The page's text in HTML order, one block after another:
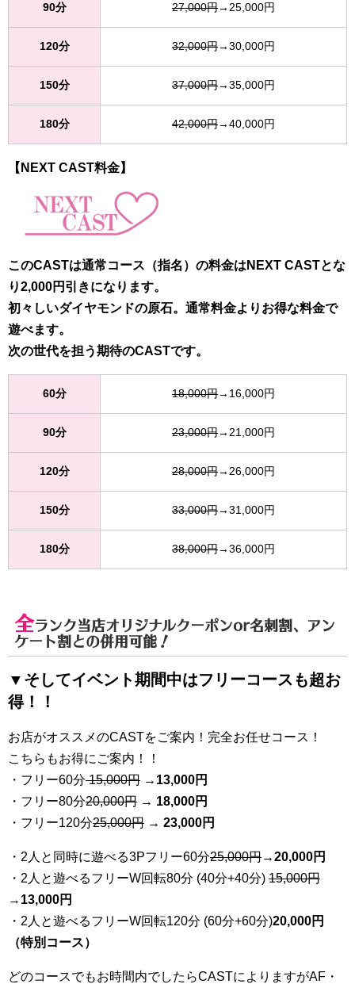
90分 27,000円→25,000円
120分 32,000円→30,000円
150分 37,000円→35,000円
180分 42,000円→40,000円
【NEXT CAST料金】
このCASTは通常コース（指名）の料金はNEXT CASTとな
り2,000円引きになります。
初々しいダイヤモンドの原石。通常料金よりお得な料金で
遊べます。
次の世代を担う期待のCASTです。
60分 18,000円→16,000円
90分 23,000円→21,000円
120分 28,000円→26,000円
150分 33,000円→31,000円
180分 38,000円→36,000円
全ランク当店オリジナルクーポンor名刺割、アン
ケート割との併用可能！
▼そしてイベント期間中はフリーコースも超お
得！！
お店がオススメのCASTをご案内！完全お任せコース！
こちらもお得にご案内！！
・フリー60分15,000円 → 13,000円
・フリー80分20,000円 → 18,000円
・フリー120分25,000円 → 23,000円
・2人と同時に遊べる3Pフリー60分25,000円→20,000円
・2人と遊べるフリーW回転80分 (40分+40分) 15,000円
→ 13,000円
・2人と遊べるフリーW回転120分 (60分+60分)20,000円
（特別コース）
どのコースでもお時間内でしたらCASTによりますがAF・